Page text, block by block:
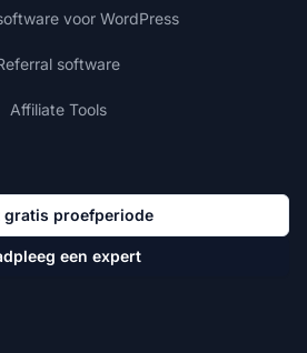
voor WordPress
software
Affiliate Tools
gratis proefperiode
een expert